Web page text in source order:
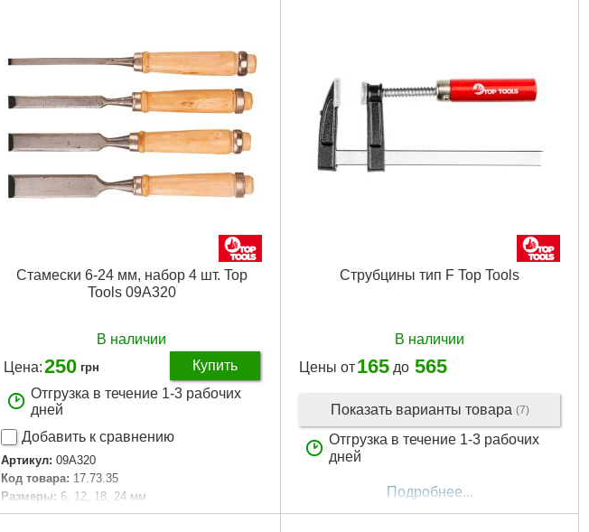
продукт: stal węglowa
Вес брутто: 240 г
Подробнее...
Стамески 6-24 мм, набор 4 шт. Top
Tools 09A320
В наличии
Цена:250 грн
Купить
Отгрузка в течение 1-3 рабочих
дней
Добавить к сравнению
Артикул: 09A320
Код товара: 17.73.35
Размеры: 6, 12, 18, 24 мм
Количество: 4 ед.
Струбцины тип F Top Tools
В наличии
Цены от165 до 565
Показать варианты товара (7)
Отгрузка в течение 1-3 рабочих
дней
Подробнее...